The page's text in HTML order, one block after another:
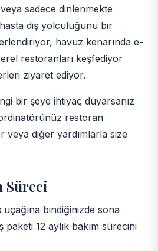
sadece dinlenmekte
diş yolculuğunu bir
havuz kenarında e-
restoranları keşfediyor
ziyaret ediyor.
bir şeye ihtiyaç duyarsanız
restoran
veya diğer yardımlarla size
Süreci
uçağına bindiğinizde sona
12 aylık bakım sürecini